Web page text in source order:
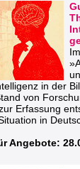
in der
von
Erfassung
in
Angebote: